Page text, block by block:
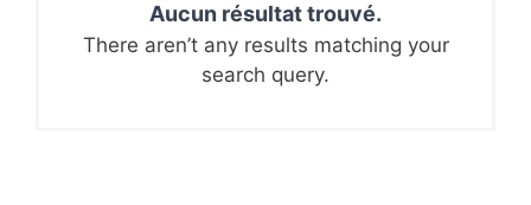
Aucun résultat trouvé.
There aren’t any results matching your
search query.